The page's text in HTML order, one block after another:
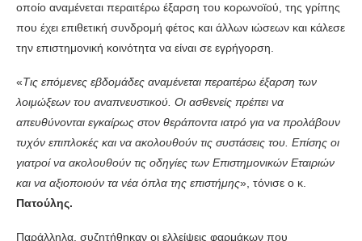
οποίο αναμένεται περαιτέρω έξαρση του κορωνοϊού, της γρίπης
που έχει επιθετική συνδρομή φέτος και άλλων ιώσεων και κάλεσε
την επιστημονική κοινότητα να είναι σε εγρήγορση.
«Τις επόμενες εβδομάδες αναμένεται περαιτέρω έξαρση των
λοιμώξεων του αναπνευστικού. Οι ασθενείς πρέπει να
απευθύνονται εγκαίρως στον θεράποντα ιατρό για να προλάβουν
τυχόν επιπλοκές και να ακολουθούν τις συστάσεις του. Επίσης οι
γιατροί να ακολουθούν τις οδηγίες των Επιστημονικών Εταιριών
και να αξιοποιούν τα νέα όπλα της επιστήμης», τόνισε ο κ.
Πατούλης.
Παράλληλα, συζητήθηκαν οι ελλείψεις φαρμάκων που